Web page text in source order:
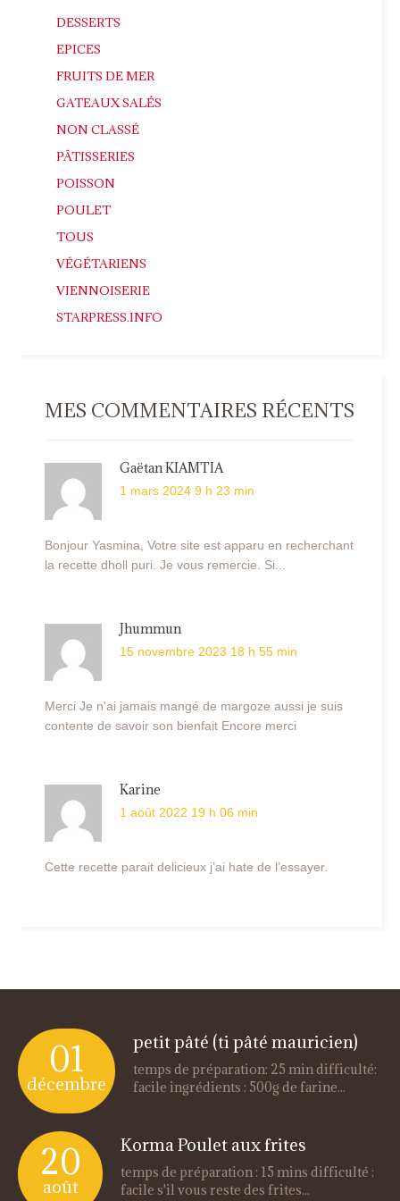
DESSERTS
EPICES
FRUITS DE MER
GATEAUX SALÉS
NON CLASSÉ
PÂTISSERIES
POISSON
POULET
TOUS
VÉGÉTARIENS
VIENNOISERIE
STARPRESS.INFO
MES COMMENTAIRES RÉCENTS
Gaëtan KIAMTIA
1 mars 2024 9 h 23 min
Bonjour Yasmina, Votre site est apparu en recherchant
la recette dholl puri. Je vous remercie. Si...
Jhummun
15 novembre 2023 18 h 55 min
Merci Je n'ai jamais mangé de margoze aussi je suis
contente de savoir son bienfait Encore merci
Karine
1 août 2022 19 h 06 min
Cette recette parait delicieux j’ai hate de l’essayer.
01
décembre
petit pâté (ti pâté mauricien)
temps de préparation: 25 min difficulté:
facile ingrédients : 500g de farine...
20
août
Korma Poulet aux frites
temps de préparation : 15 mins difficulté :
facile s'il vous reste des frites...